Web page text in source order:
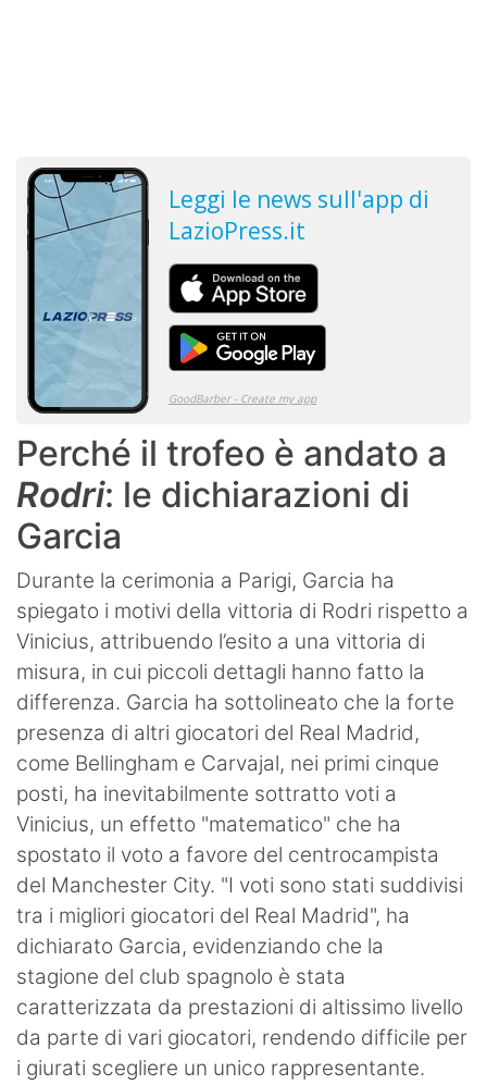
Perché il trofeo è andato a
Rodri: le dichiarazioni di
Garcia
Durante la cerimonia a Parigi, Garcia ha
spiegato i motivi della vittoria di Rodri rispetto a
Vinicius, attribuendo l’esito a una vittoria di
misura, in cui piccoli dettagli hanno fatto la
differenza. Garcia ha sottolineato che la forte
presenza di altri giocatori del Real Madrid,
come Bellingham e Carvajal, nei primi cinque
posti, ha inevitabilmente sottratto voti a
Vinicius, un effetto "matematico" che ha
spostato il voto a favore del centrocampista
del Manchester City. "I voti sono stati suddivisi
tra i migliori giocatori del Real Madrid", ha
dichiarato Garcia, evidenziando che la
stagione del club spagnolo è stata
caratterizzata da prestazioni di altissimo livello
da parte di vari giocatori, rendendo difficile per
i giurati scegliere un unico rappresentante.